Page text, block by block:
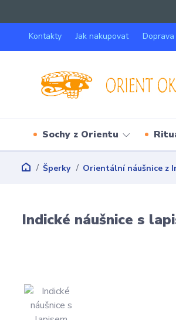
Kontakty Jak nakupovat
Sochy z Orientu
Šperky Orientální náušnice z
Indické náušnice s